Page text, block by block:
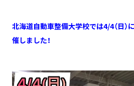
北海道自動車整備大学校では4/4（日）
催しました！